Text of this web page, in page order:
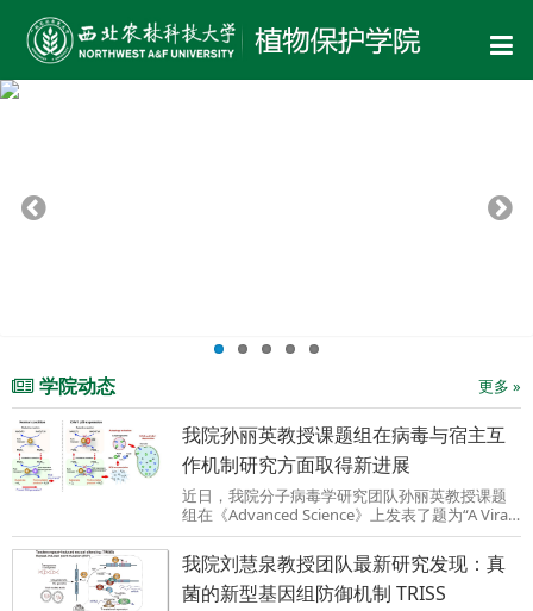
学院动态 更多 »
我院孙丽英教授课题组在病毒与宿主互
作机制研究方面取得新进展
近日，我院分子病毒学研究团队孙丽英教授课题
组在《Advanced Science》上发表了题为“A Viral
RNA Silencing Suppressor Modulates Reactive
Oxygen Species Levels ...
我院刘慧泉教授团队最新研究发现：真
菌的新型基因组防御机制 TRISS